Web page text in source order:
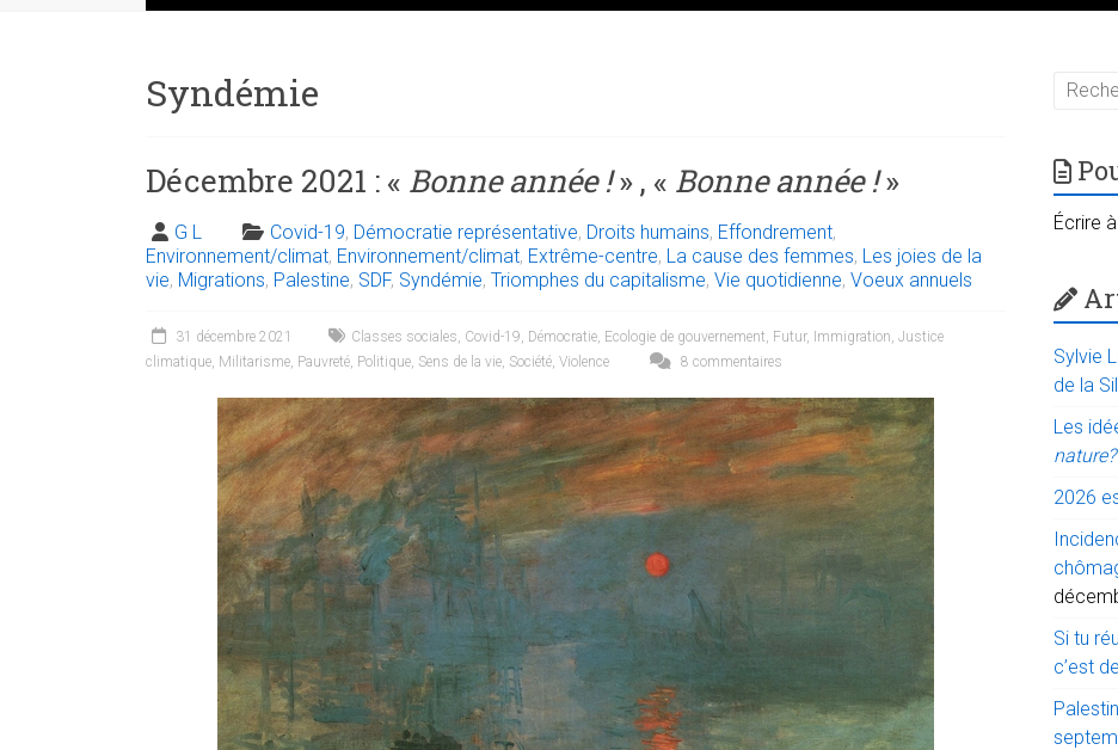
Syndémie
Décembre 2021 : « Bonne année !» , « Bonne année !»
G L Covid-19, Démocratie représentative, Droits humains, Effondrement,
Environnement/climat, Environnement/climat, Extrême-centre, La cause des femmes, Les joies de la
vie, Migrations, Palestine, SDF, Syndémie, Triomphes du capitalisme, Vie quotidienne, Voeux annuels
31 décembre 2021 Classes sociales Covid-19 Démocratie Ecologie de gouvernement Futur, Immigration Justice
climatique Militarisme Pauvreté Politique Sens de la vie Société Violence 8 commentaires
Écrire
Sylvie
de la
Les
nature?
2026
Si tu
c’est